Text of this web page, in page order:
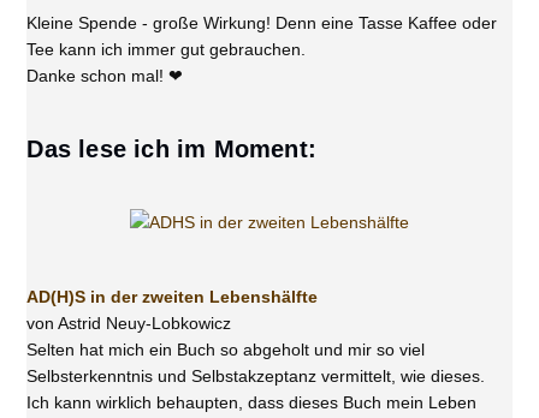
Kleine Spende - große Wirkung! Denn eine Tasse Kaffee oder
Tee kann ich immer gut gebrauchen.
Danke schon mal! ❤
Das lese ich im Moment:
AD(H)S in der zweiten Lebenshälfte
von Astrid Neuy-Lobkowicz
Selten hat mich ein Buch so abgeholt und mir so viel
Selbsterkenntnis und Selbstakzeptanz vermittelt, wie dieses.
Ich kann wirklich behaupten, dass dieses Buch mein Leben